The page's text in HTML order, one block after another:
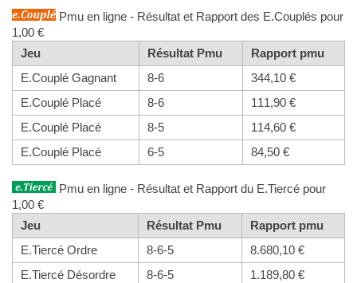
Pmu en ligne - Résultat et Rapport des E.Couplés pour
1,00 €
Jeu
Résultat Pmu
Rapport pmu
E.Couplé Gagnant
8-6
344,10 €
E.Couplé Placé
8-6
111,90 €
E.Couplé Placé
8-5
114,60 €
E.Couplé Placé
6-5 84,50 €
Pmu en ligne - Résultat et Rapport du E.Tiercé pour
1,00 €
Jeu
Résultat Pmu
Rapport pmu
E.Tiercé Ordre
8-6-5
8.680,10 €
E.Tiercé Désordre
8-6-5 1.189,80 €